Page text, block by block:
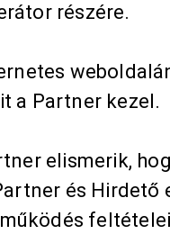
részére.
a Partner kezel.
elismerik,
és Hirdető